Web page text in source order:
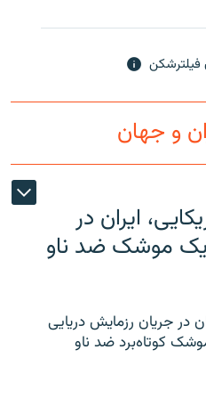
و جهان
ایران در
یک موشک ضد ناو
در جریان رزمایش دریایی
کوتاه‌برد ضد ناو